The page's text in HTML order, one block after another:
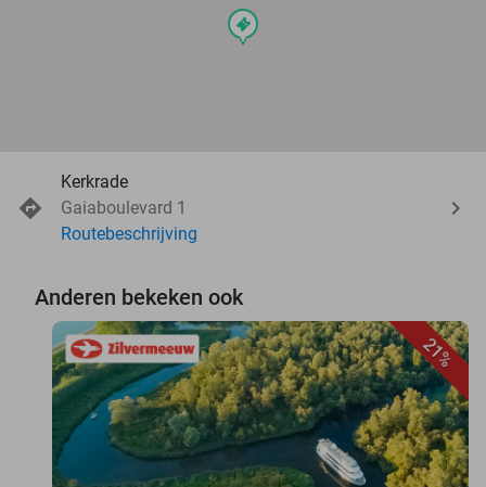
events
Kerkrade
Gaiaboulevard 1
Routebeschrijving
Anderen bekeken ook
21%